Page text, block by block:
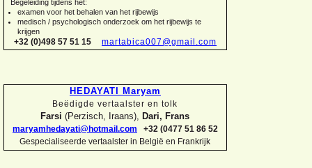
Begeleiding tijdens het:
examen voor het behalen van het rijbewijs
medisch / psychologisch onderzoek om het rijbewijs te
krijgen
+32 (0)498 57 51 15 martabica007@gmail.com
HEDAYATI Maryam
Beëdigde vertaalster en tolk
Farsi(Perzisch, Iraans), Dari, Frans
maryamhedayati@hotmail.com
+32 (0477 51 86 52
Gespecialiseerde vertaalster in België en Frankrijk